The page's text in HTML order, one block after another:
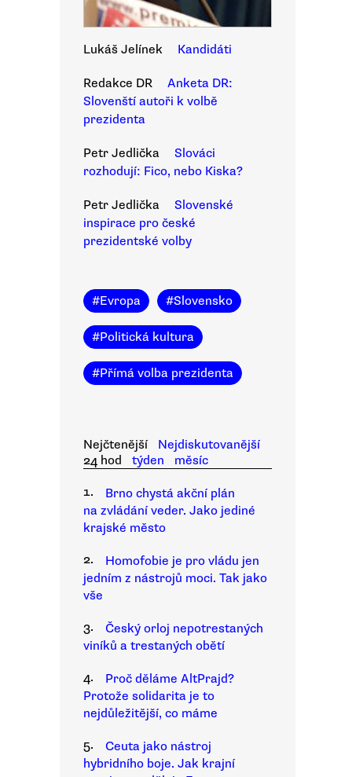
Lukáš Jelínek Kandidáti
Redakce DR
Anketa DR:
Slovenští autoři k volbě
prezidenta
Petr Jedlička
Slováci
rozhodují: Fico, nebo Kiska?
Petr Jedlička
Slovenské
inspirace pro české
prezidentské volby
#Evropa #Slovensko
#Politická kultura
#Přímá volba prezidenta
Nejčtenější
Nejdiskutovanější
24 hod
týden
měsíc
1.
Brno chystá akční plán
na zvládání veder. Jako jediné
krajské město
2.
Homofobie je pro vládu jen
jedním z nástrojů moci. Tak jako
vše
3.
Český orloj nepotrestaných
viníků a trestaných obětí
4.
Proč děláme AltPrajd?
Protože solidarita je to
nejdůležitější, co máme
5.
Ceuta jako nástroj
hybridního boje. Jak krajní